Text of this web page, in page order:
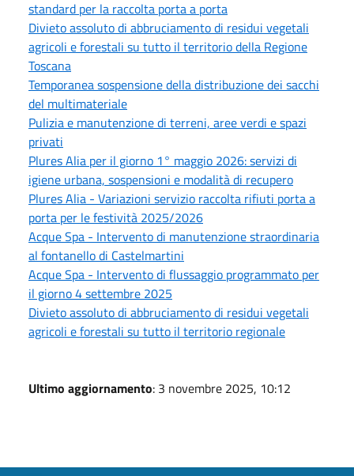
standard per la raccolta porta a porta
Divieto assoluto di abbruciamento di residui vegetali
agricoli e forestali su tutto il territorio della Regione
Toscana
Temporanea sospensione della distribuzione dei sacchi
del multimateriale
Pulizia e manutenzione di terreni, aree verdi e spazi
privati
Plures Alia per il giorno 1° maggio 2026: servizi di
igiene urbana, sospensioni e modalità di recupero
Plures Alia - Variazioni servizio raccolta rifiuti porta a
porta per le festività 2025/2026
Acque Spa - Intervento di manutenzione straordinaria
al fontanello di Castelmartini
Acque Spa - Intervento di flussaggio programmato per
il giorno 4 settembre 2025
Divieto assoluto di abbruciamento di residui vegetali
agricoli e forestali su tutto il territorio regionale
Ultimo aggiornamento: 3 novembre 2025, 10:12